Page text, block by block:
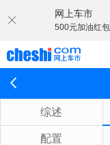
网上车市
500元加油红
综述
配置